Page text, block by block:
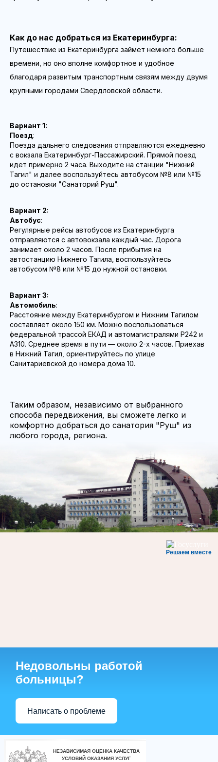
Как до нас добраться из Екатеринбурга:
Путешествие из Екатеринбурга займет немного больше
времени, но оно вполне комфортное и удобное
благодаря развитым транспортным связям между двумя
крупными городами Свердловской области.
Вариант 1:
Поезд:
Поезда дальнего следования отправляются ежедневно
с вокзала Екатеринбург-Пассажирский. Прямой поезд
идет примерно 2 часа. Выходите на станции "Нижний
Тагил" и далее воспользуйтесь автобусом №8 или №15
до остановки "Санаторий Руш".
Вариант 2:
Автобус:
Регулярные рейсы автобусов из Екатеринбурга
отправляются с автовокзала каждый час. Дорога
занимает около 2 часов. После прибытия на
автостанцию Нижнего Тагила, воспользуйтесь
автобусом №8 или №15 до нужной остановки.
Вариант 3:
Автомобиль:
Расстояние между Екатеринбургом и Нижним Тагилом
составляет около 150 км. Можно воспользоваться
федеральной трассой ЕКАД и автомагистралями Р242 и
А310. Среднее время в пути — около 2-х часов. Приехав
в Нижний Тагил, ориентируйтесь по улице
Санитариевской до номера дома 10.
Таким образом, независимо от выбранного
способа передвижения, вы сможете легко и
комфортно добраться до санатория "Руш" из
любого города, региона.
Решаем вместе
Недовольны работой
больницы?
Написать о проблеме